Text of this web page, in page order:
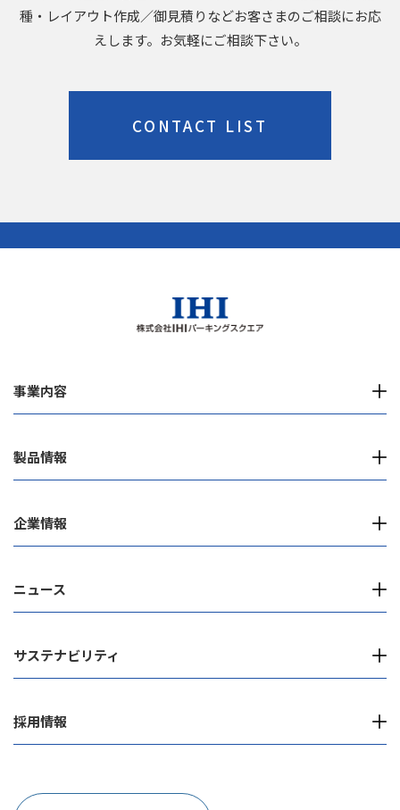
種・レイアウト作成／御見積りなどお客さまのご相談にお応
えします。お気軽にご相談下さい。
CONTACT LIST
事業内容
製品情報
企業情報
ニュース
サステナビリティ
採用情報